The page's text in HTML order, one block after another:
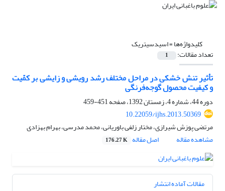
کلیدواژه‌ها =اسید‌سیتریک
تعداد مقالات: 1
تأثیر تنش خشکی در مراحل مختلف رشد رویشی و زایشی بر کمّیت
و کیفیت محصول گوجه‌فرنگی
دوره 44، شماره 4، زمستان 1392، صفحه
451-459
10.22059/ijhs.2013.50369
مرتضی پوزش شیرازی، مختار زلفی باوریانی، محمد مدرسی، بهرام بهزادی
مشاهده مقاله
اصل مقاله 176.27 K
مقالات آماده انتشار